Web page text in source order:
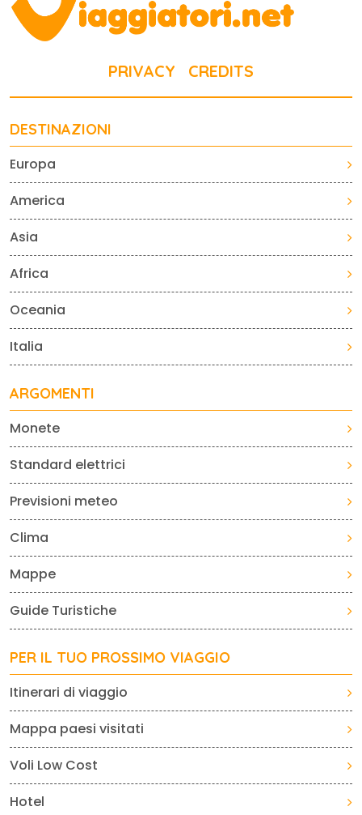
PRIVACY CREDITS
DESTINAZIONI
Europa
America
Asia
Africa
Oceania
Italia
ARGOMENTI
Monete
Standard elettrici
Previsioni meteo
Clima
Mappe
Guide Turistiche
PER IL TUO PROSSIMO VIAGGIO
Itinerari di viaggio
Mappa paesi visitati
Voli Low Cost
Hotel